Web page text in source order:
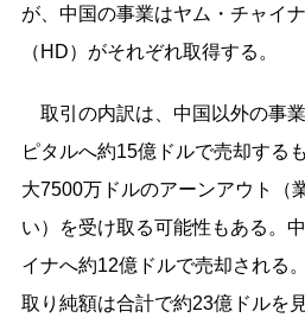
が、中国の事業はヤム・チャイ
（HD）がそれぞれ取得する。
取引の内訳は、中国以外の事
ピタルへ約15億ドルで売却する
大7500万ドルのアーンアウト（
い）を受け取る可能性もある。
イナへ約12億ドルで売却される
取り純額は合計で約23億ドルを